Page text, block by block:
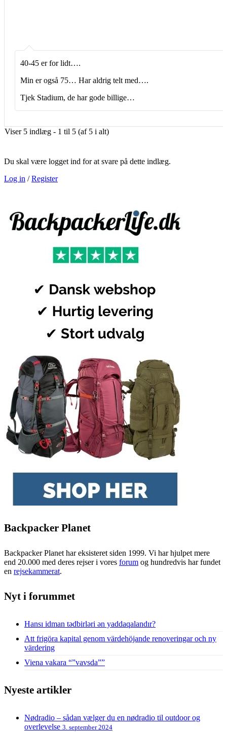
40-45 er for lidt….
Min er også 75… Har aldrig telt med….
Tjek Stadium, de har gode billige…
Viser 5 indlæg - 1 til 5 (af 5 i alt)
Du skal være logget ind for at svare på dette indlæg.
Log in /Register
Backpacker Planet
Backpacker Planet har eksisteret siden 1999. Vi har hjulpet mere
end 20.000 med deres rejser i vores forum og hundredvis har fundet
en rejsekammerat.
Nyt i forummet
Hansı idman tədbirləri ən yaddaqalandır?
Att frigöra kapital genom värdehöjande renoveringar och ny
värdering
Viena vakara “”vavsda””
Nyeste artikler
Nødradio – sådan vælger du en nødradio til outdoor og
overlevelse 3. september 2024